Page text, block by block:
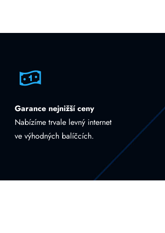
Garance nejnižší ceny
Nabízíme trvale levný internet
ve výhodných balíčcích.